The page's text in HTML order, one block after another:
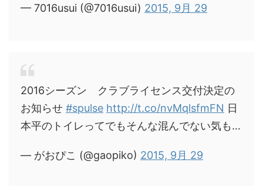
— 7016usui (@7016usui) 2015, 9月 29
2016シーズン クラブライセンス交付決定の
お知らせ #spulse http://t.co/nvMqlsfmFN 日
本平のトイレってでもそんな混んでない気も…
— がおぴこ (@gaopiko) 2015, 9月 29